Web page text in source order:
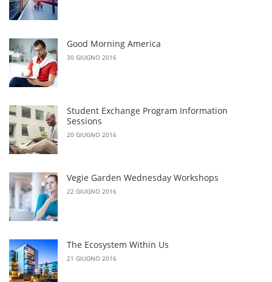
Good Morning America
30 GIUGNO 2016
Student Exchange Program Information
Sessions
20 GIUGNO 2016
Vegie Garden Wednesday Workshops
22 GIUGNO 2016
The Ecosystem Within Us
21 GIUGNO 2016